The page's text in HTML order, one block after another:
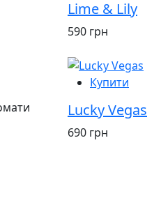
Lime & Lily
590 грн
Купити
Lucky Vegas
690 грн